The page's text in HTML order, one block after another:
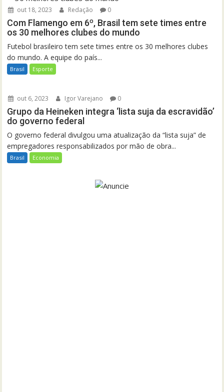
out 18, 2023 Redação 0
Com Flamengo em 6º, Brasil tem sete times entre
os 30 melhores clubes do mundo
Futebol brasileiro tem sete times entre os 30 melhores clubes
do mundo. A equipe do país...
Brasil Esporte
out 6, 2023 Igor Varejano 0
Grupo da Heineken integra ‘lista suja da escravidão’
do governo federal
O governo federal divulgou uma atualização da “lista suja” de
empregadores responsabilizados por mão de obra...
Brasil Economia